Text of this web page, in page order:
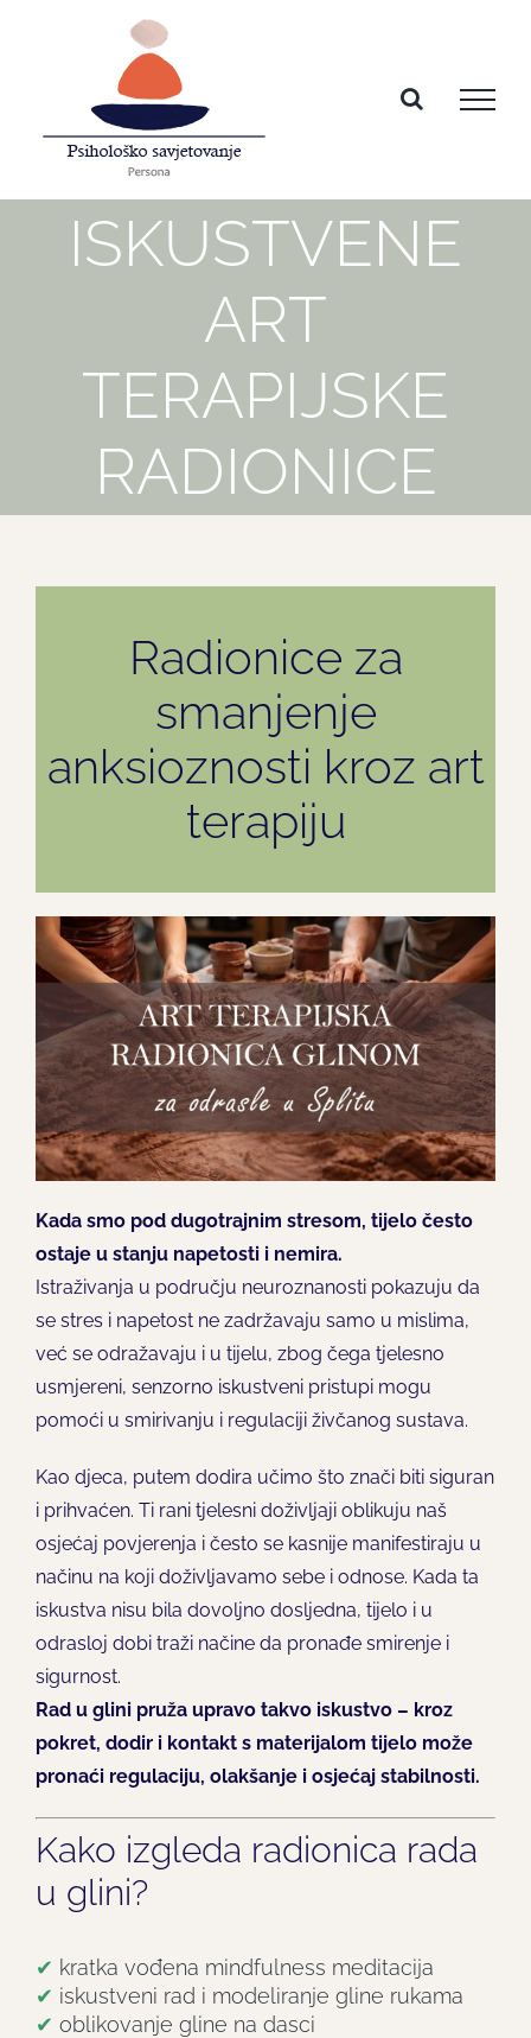
ISKUSTVENE
ART
TERAPIJSKE
RADIONICE
Radionice za
smanjenje
anksioznosti kroz art
terapiju
Kada smo pod dugotrajnim stresom, tijelo često
ostaje u stanju napetosti i nemira.
Istraživanja u području neuroznanosti pokazuju da
se stres i napetost ne zadržavaju samo u mislima,
već se odražavaju i u tijelu, zbog čega tjelesno
usmjereni, senzorno iskustveni pristupi mogu
pomoći u smirivanju i regulaciji živčanog sustava.
Kao djeca, putem dodira učimo što znači biti siguran
i prihvaćen. Ti rani tjelesni doživljaji oblikuju naš
osjećaj povjerenja i često se kasnije manifestiraju u
načinu na koji doživljavamo sebe i odnose. Kada ta
iskustva nisu bila dovoljno dosljedna, tijelo i u
odrasloj dobi traži načine da pronađe smirenje i
sigurnost.
Rad u glini pruža upravo takvo iskustvo – kroz
pokret, dodir i kontakt s materijalom tijelo može
pronaći regulaciju, olakšanje i osjećaj stabilnosti.
Kako izgleda radionica rada
u glini?
✔ kratka vođena mindfulness meditacija
✔ iskustveni rad i modeliranje gline rukama
✔ oblikovanje gline na dasci